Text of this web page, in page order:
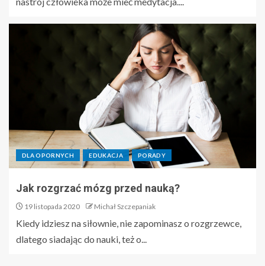
DLA OPORNYCH EDUKACJA PORADY
Jak rozgrzać mózg przed nauką?
19 listopada 2020 Michał Szczepaniak
Kiedy idziesz na siłownie, nie zapominasz o rozgrzewce,
dlatego siadając do nauki, też o...